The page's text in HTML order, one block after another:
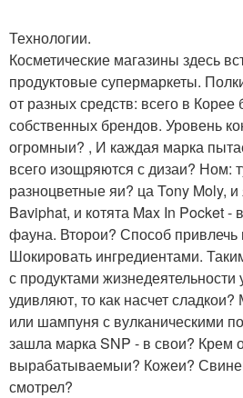
Технологии.
Косметические магазины здесь
продуктовые супермаркеты.
от разных средств: всего в Корее
собственных брендов. Уровень
огромныи? , И каждая марка
всего изощряются с дизаи? Ном:
разноцветные яи? ца Tony Moly,
Baviphat, и котята Max In Pocket
фауна. Второи? Способ привлечь
Шокировать ингредиентами.
с продуктами жизнедеятельности
удивляют, то как насчет
или шампуня с вулканическими
зашла марка SNP - в свои? Крем
вырабатываемыи? Кожеи?
смотрел?